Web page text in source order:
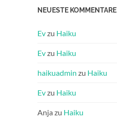
NEUESTE KOMMENTARE
Evzu Haiku
Evzu Haiku
haikuadmin zu Haiku
Evzu Haiku
Anja zu Haiku